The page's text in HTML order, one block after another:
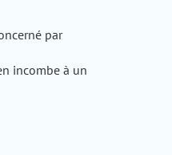
par
incombe à un